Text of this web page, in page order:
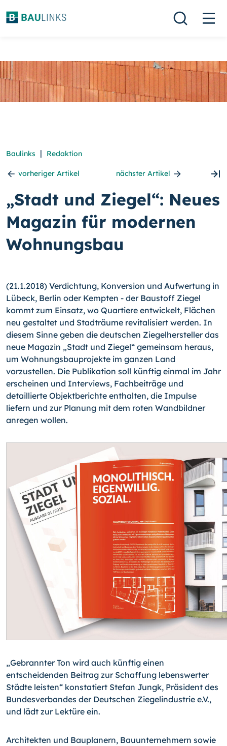
Baulinks | Redaktion
vorheriger Artikel nächster Artikel
„Stadt und Ziegel“: Neues
Magazin für modernen
Wohnungsbau
(21.1.2018) Verdichtung, Konversion und Aufwertung in
Lübeck, Berlin oder Kempten - der Baustoff Ziegel
kommt zum Einsatz, wo Quartiere entwickelt, Flächen
neu gestaltet und Stadträume revitalisiert werden. In
diesem Sinne geben die deutschen Ziegelhersteller das
neue Magazin „Stadt und Ziegel“ gemeinsam heraus,
um Wohnungsbauprojekte im ganzen Land
vorzustellen. Die Publikation soll künftig einmal im Jahr
erscheinen und Interviews, Fachbeiträge und
detaillierte Objektberichte enthalten, die Impulse
liefern und zur Planung mit dem roten Wandbildner
anregen wollen.
„Gebrannter Ton wird auch künftig einen
entscheidenden Beitrag zur Schaffung lebenswerter
Städte leisten“ konstatiert Stefan Jungk, Präsident des
Bundesverbandes der Deutschen Ziegelindustrie e.V.,
und lädt zur Lektüre ein.
Architekten und Bauplanern, Bauunternehmern sowie